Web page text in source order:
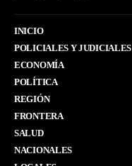
INICIO
POLICIALES Y JUDICIALES
ECONOMÍA
POLÍTICA
REGIÓN
FRONTERA
SALUD
NACIONALES